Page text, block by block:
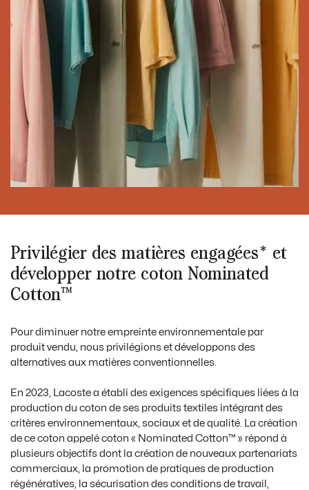
Privilégier des matières engagées* et
développer notre coton Nominated
Cotton™
Pour diminuer notre empreinte environnementale par
produit vendu, nous privilégions et développons des
alternatives aux matières conventionnelles.
En 2023, Lacoste a établi des exigences spécifiques liées à la
production du coton de ses produits textiles intégrant des
critères environnementaux, sociaux et de qualité. La création
de ce coton appelé coton « Nominated Cotton™ » répond à
plusieurs objectifs dont la création de nouveaux partenariats
commerciaux, la promotion de pratiques de production
régénératives, la sécurisation des conditions de travail,